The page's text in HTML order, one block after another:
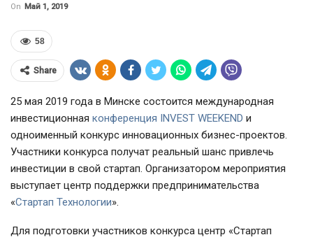
On Май 1, 2019
58
Share
25 мая 2019 года в Минске состоится международная
инвестиционная конференция INVEST WEEKEND и
одноименный конкурс инновационных бизнес-проектов.
Участники конкурса получат реальный шанс привлечь
инвестиции в свой стартап. Организатором мероприятия
выступает центр поддержки предпринимательства
«Стартап Технологии».
Для подготовки участников конкурса центр «Стартап